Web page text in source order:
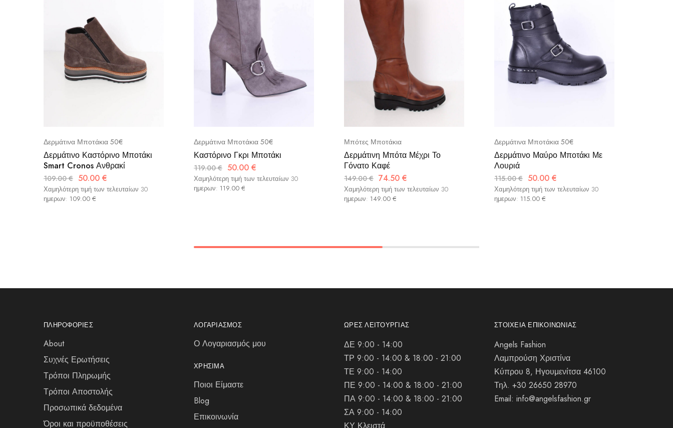
Δερμάτινα Μποτάκια 50€
Δερμάτινο Καστόρινο Μποτάκι
Smart Cronos Ανθρακί
109.00€ 50.00 €
Χαμηλότερη τιμή των τελευταίων 30
ημερων: 109.00 €
Δερμάτινα Μποτάκια 50€
Καστόρινο Γκρι Μποτάκι
119.00€ 50.00 €
Χαμηλότερη τιμή των τελευταίων 30
ημερων: 119.00 €
Μπότες Μποτάκια
Δερμάτινη Μπότα Μέχρι Το
Γόνατο Καφέ
149.00€ 74.50 €
Χαμηλότερη τιμή των τελευταίων 30
ημερων: 149.00 €
Δερμάτινα Μποτάκια 50€
Δερμάτινο Μαύρο Μποτάκι Με
Λουριά
115.00€ 50.00 €
Χαμηλότερη τιμή των τελευταίων 30
ημερων: 115.00 €
ΠΛΗΡΟΦΟΡΊΕΣ
About
Συχνές Ερωτήσεις
Τρόποι Πληρωμής
Τρόποι Αποστολής
Προσωπικά δεδομένα
Όροι και προϋποθέσεις
ΛΟΓΑΡΙΑΣΜΌΣ
Ο Λογαριασμός μου
ΧΡΉΣΙΜΑ
Ποιοι Είμαστε
Blog
Επικοινωνία
ΏΡΕΣ ΛΕΙΤΟΥΡΓΊΑΣ
ΔΕ 9:00 - 14:00
ΤΡ 9:00 - 14:00 & 18:00 - 21:00
ΤΕ 9:00 - 14:00
ΠΕ 9:00 - 14:00 & 18:00 - 21:00
ΠΑ 9:00 - 14:00 & 18:00 - 21:00
ΣΑ 9:00 - 14:00
ΣΤΟΙΧΕΊΑ ΕΠΙΚΟΙΝΩΝΊΑΣ
Angels Fashion
Λαμπρούση Χριστίνα
Κύπρου 8, Ηγουμενίτσα 46100
Τηλ. +30 26650 28970
Email: info@angelsfashion.gr